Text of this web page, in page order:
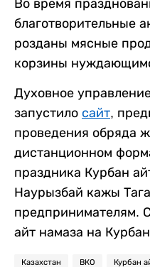
Во время
благотворительные
розданы мясные
корзины
Духовное
запустило сайт,
проведения обряда
дистанционном
праздника Курбан
Наурызбай кажы
предпринимателям.
айт намаза на
Казахстан ВКО Курбан